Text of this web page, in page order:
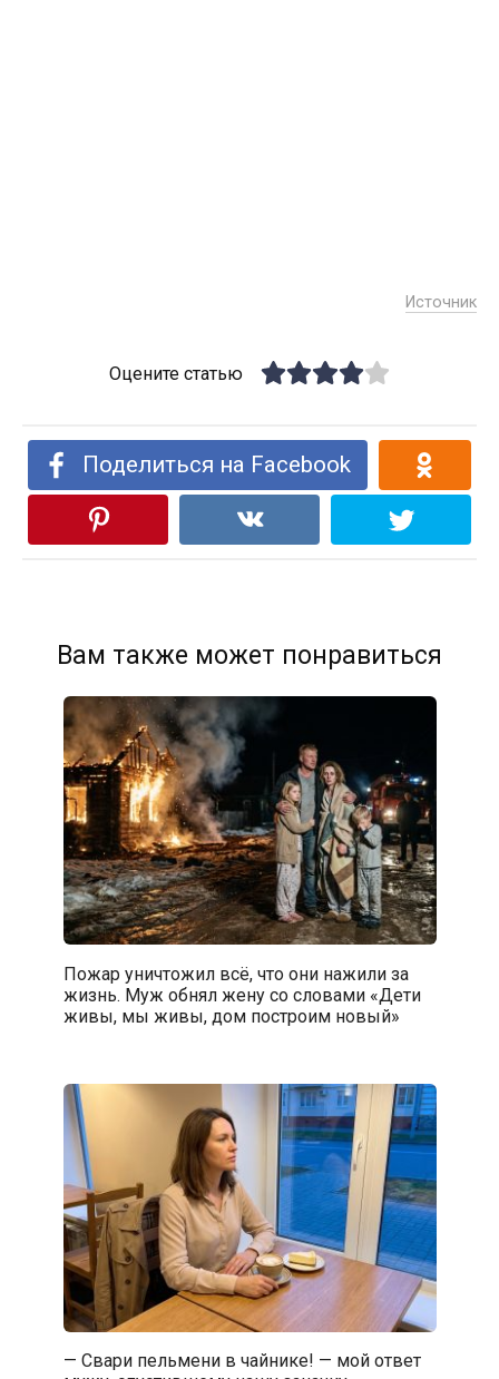
Источник
Оцените статью
Поделиться на Facebook
Вам также может понравиться
Пожар уничтожил всё, что они нажили за
жизнь. Муж обнял жену со словами «Дети
живы, мы живы, дом построим новый»
— Свари пельмени в чайнике! — мой ответ